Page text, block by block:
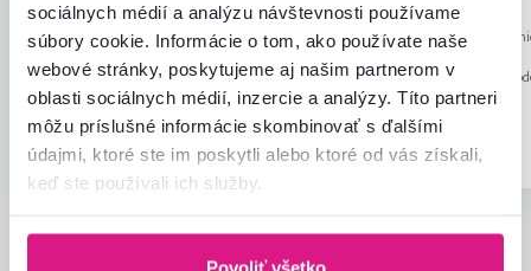
sociálnych médií a analýzu návštevnosti používame
súbory cookie. Informácie o tom, ako používate naše
webové stránky, poskytujeme aj našim partnerom v
oblasti sociálnych médií, inzercie a analýzy. Títo partneri
môžu príslušné informácie skombinovať s ďalšími
údajmi, ktoré ste im poskytli alebo ktoré od vás získali,
keď ste používali ich služby.
Peter Z.
9.4.2026, Trávnica,
4.8hviezdičky
Overený nákup
Peter Z.
9.4.2026,
Recenzia pre rovnaký
prevedení
Overený nákup